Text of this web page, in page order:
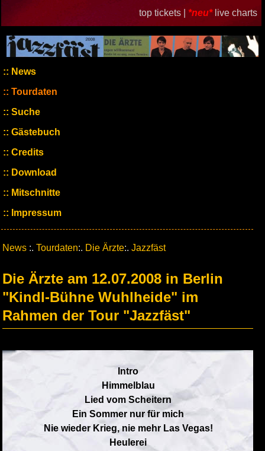
top tickets | *neu* live charts
News
Tourdaten
Suche
Gästebuch
Credits
Download
Mitschnitte
Impressum
News :. Tourdaten:. Die Ärzte:. Jazzfäst
Die Ärzte am 12.07.2008 in Berlin
"Kindl-Bühne Wuhlheide" im
Rahmen der Tour "Jazzfäst"
Intro
Himmelblau
Lied vom Scheitern
Ein Sommer nur für mich
Nie wieder Krieg, nie mehr Las Vegas!
Heulerei